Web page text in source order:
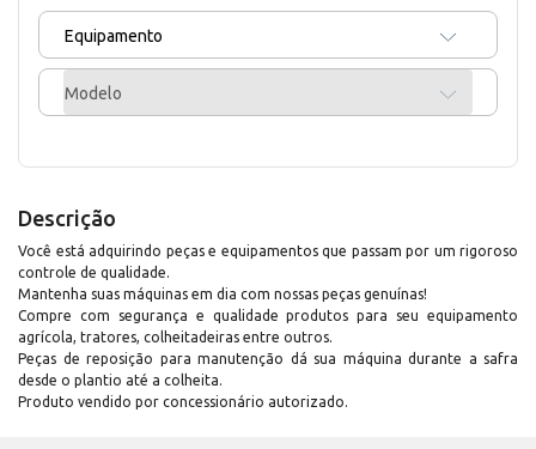
Equipamento
Modelo
Descrição
Você está adquirindo peças e equipamentos que passam por um rigoroso
controle de qualidade.
Mantenha suas máquinas em dia com nossas peças genuínas!
Compre com segurança e qualidade produtos para seu equipamento
agrícola, tratores, colheitadeiras entre outros.
Peças de reposição para manutenção dá sua máquina durante a safra
desde o plantio até a colheita.
Produto vendido por concessionário autorizado.